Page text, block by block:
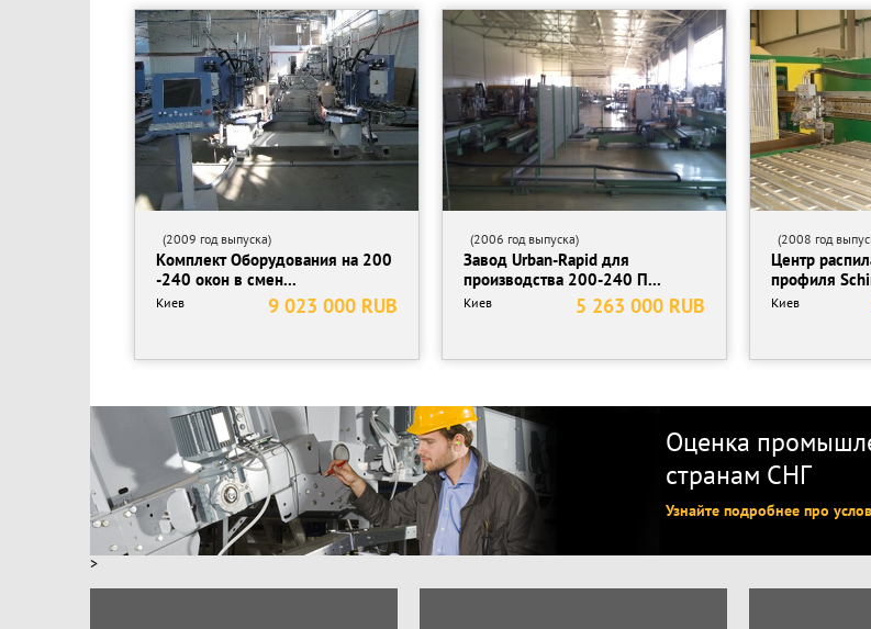
Погрешность резки, мм - 0,2
Макс. скорость, м/мин - 160
Вес: 2500
Место осмотра: проезд Базовый 12, фирма «Нижегородэлектрозащита» в 8 до 17 с понедельника по
(2009 год выпуска)
Комплект Оборудования на 200
-240 окон в смен...
9 023 000 RUB
Киев
(2006 год выпуска)
Завод Urban-Rapid для
производства 200-240 П...
5 263 000 RUB
Киев
(2008 год
Центр
профиля
Киев
Оценка
странам СНГ
Узнайте подробнее про
>